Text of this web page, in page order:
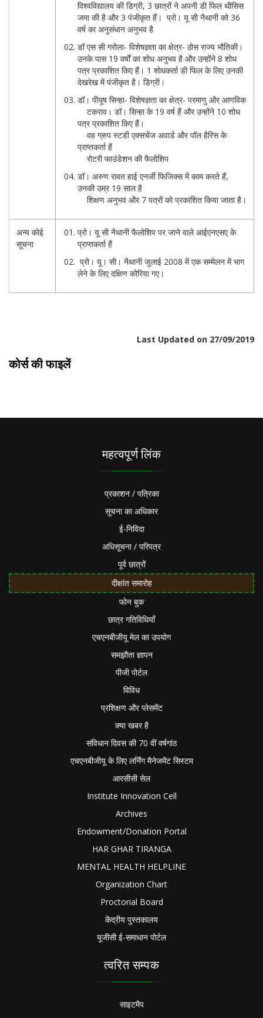
विश्वविद्यालय की डिग्री, 3 छात्रों ने अपनी डी फिल थीसिस
जमा की है और 3 पंजीकृत हैं। प्रो। यू सी नैथानी को 36
वर्ष का अनुसंधान अनुभव है
डॉ एस सी गरोला- विशेषज्ञता का क्षेत्र- ठोस राज्य भौतिकी।
उनके पास 19 वर्षों का शोध अनुभव है और उन्होंने 8 शोध
पत्र प्रकाशित किए हैं। 1 शोधकर्ता डी फिल के लिए उनकी
देखरेख में पंजीकृत है। डिग्री।
डॉ। पीयूष सिन्हा- विशेषज्ञता का क्षेत्र- परमाणु और आणविक
टकराव। डॉ। सिन्हा के 19 वर्ष हैं और उन्होंने 10 शोध
पत्र प्रकाशित किए हैं।
वह ग्रुप स्टडी एक्सचेंज अवार्ड और पॉल हैरिस के
प्राप्तकर्ता हैं
रोटरी फाउंडेशन की फैलोशिप
डॉ। अरुण रावत हाई एनर्जी फिजिक्स में काम करते हैं,
उनकी उम्र 19 साल है
शिक्षण अनुभव और 7 पत्रों को प्रकाशित किया जाता है।
अन्य कोई
सूचना
प्रो। यू सी नैथानी फैलोशिप पर जाने वाले आईएनएसए के
प्राप्तकर्ता हैं
प्रो। यू। सी। नैथानी जुलाई 2008 में एक सम्मेलन में भाग
लेने के लिए दक्षिण कोरिया गए।
Last Updated on 27/09/2019
कोर्स की फाइलें
महत्वपूर्ण लिंक
प्रकाशन / पत्रिका
सूचना का अधिकार
ई-निविदा
अधिसूचना / परिपत्र
पूर्व छात्रों
दीक्षांत समारोह
फोन बुक
छात्र गतिविधियाँ
एचएनबीजीयू मेल का उपयोग
समझौता ज्ञापन
पीजी पोर्टल
विविध
प्रशिक्षण और प्लेसमेंट
क्या खबर है
संविधान दिवस की 70 वीं वर्षगांठ
एचएनबीजीयू के लिए लर्निंग मैनेजमेंट सिस्टम
आरसीसी सेल
Institute Innovation Cell
Archives
Endowment/Donation Portal
HAR GHAR TIRANGA
MENTAL HEALTH HELPLINE
Organization Chart
Proctorial Board
केंद्रीय पुस्तकालय
यूजीसी ई-समाधान पोर्टल
त्वरित सम्पक
साइटमैप